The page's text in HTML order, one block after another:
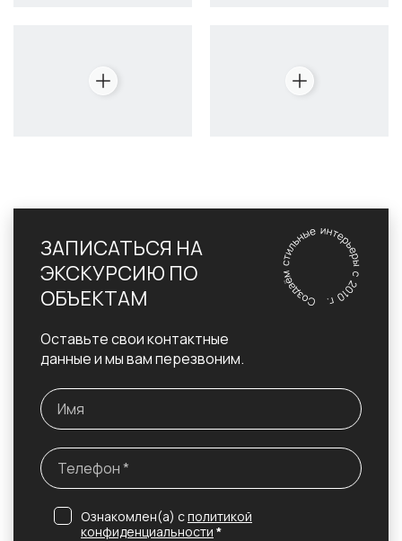
ЗАПИСАТЬСЯ НА
ЭКСКУРСИЮ ПО
ОБЪЕКТАМ
Оставьте свои контактные
данные и мы вам перезвоним.
Ознакомлен(а) сполитикой
конфиденциальности *